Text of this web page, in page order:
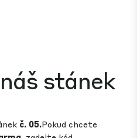
stánek
č. 05.Pokud chcete